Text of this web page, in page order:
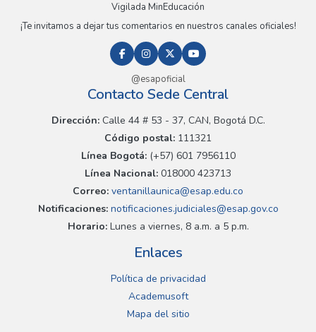
Vigilada MinEducación
¡Te invitamos a dejar tus comentarios en nuestros canales oficiales!
@esapoficial
Contacto Sede Central
Dirección:Calle 44 # 53 - 37, CAN, Bogotá D.C.
Código postal: 111321
Línea Bogotá:(+57) 601 7956110
Línea Nacional: 018000 423713
Correo: ventanillaunica@esap.edu.co
Notificaciones:notificaciones.judiciales@esap.gov.co
Horario:Lunes a viernes, 8 a.m. a 5 p.m.
Enlaces
Política de privacidad
Academusoft
Mapa del sitio